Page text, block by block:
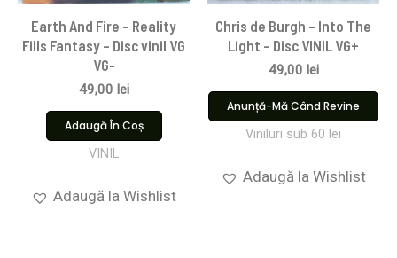
Earth And Fire – Reality
Fills Fantasy – Disc vinil VG
VG-
49,00 lei
Adaugă În Coș
VINIL
Adaugă la Wishlist
Chris de Burgh – Into The
Light – Disc VINIL VG+
49,00 lei
Anunță-Mă Când Revine
Viniluri sub 60 lei
Adaugă la Wishlist